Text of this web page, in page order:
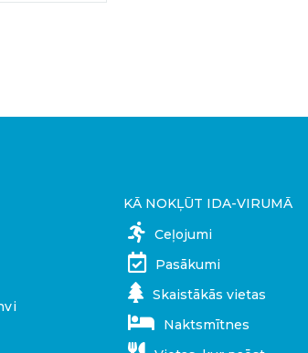
KĀ NOKĻŪT IDA-VIRUMĀ
Ceļojumi
Pasākumi
Skaistākās vietas
Naktsmītnes